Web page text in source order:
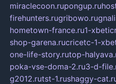
miraclecoon.rupongup.ru
firehunters.rugribowo.ru
hometown-france.ru1-
shop-garena.rucricetc-1-
one-life-story.rutop-
poka-vse-doma-2.ru3-d-
g2012.rutst-1.rushaggy-